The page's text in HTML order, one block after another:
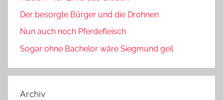
Der besorgte Bürger und die Drohnen
Nun auch noch Pferdefleisch
Sogar ohne Bachelor wäre Siegmund geil
Archiv